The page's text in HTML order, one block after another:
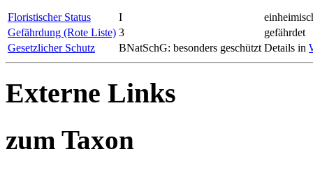
Floristischer Status I
Gefährdung (Rote Liste) 3
gefährdet
Gesetzlicher Schutz
BNatSchG: besonders geschützt Details in
Externe Links
zum Taxon